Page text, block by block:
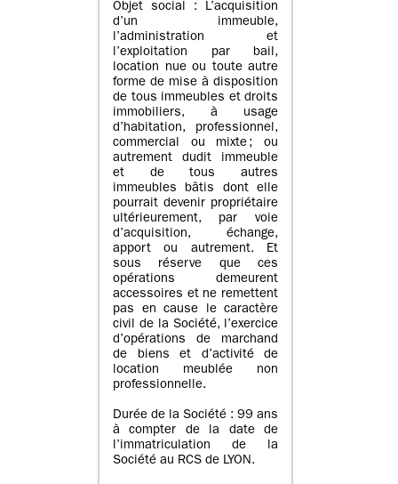
Objet social : L’acquisition
d’un immeuble,
l’administration et
l’exploitation par bail,
location nue ou toute autre
forme de mise à disposition
de tous immeubles et droits
immobiliers, à usage
d’habitation, professionnel,
commercial ou mixte ; ou
autrement dudit immeuble
et de tous autres
immeubles bâtis dont elle
pourrait devenir propriétaire
ultérieurement, par voie
d’acquisition, échange,
apport ou autrement. Et
sous réserve que ces
opérations demeurent
accessoires et ne remettent
pas en cause le caractère
civil de la Société, l’exercice
d’opérations de marchand
de biens et d’activité de
location meublée non
professionnelle.
Durée de la Société : 99 ans
à compter de la date de
l’immatriculation de la
Société au RCS de LYON.